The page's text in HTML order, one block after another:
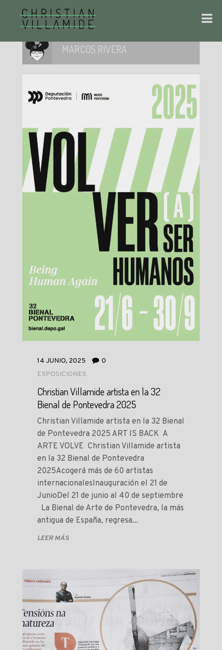
MARCOS RIVERA
14 JUNIO, 2025
0
EXPOSICIONES
Christian Villamide artista en la 32
Bienal de Pontevedra 2025
Christian Villamide artista en la 32 Bienal
de Pontevedra 2025 ART IS BACK A
ARTE VOLVE Christian Villamide artista
en la 32 Bienal de Pontevedra
2025Acogerá más de 60 artistas
internacionalesInauguración el 21 de
JunioDel 21 de junio al 40 de septiembre
La Bienal de Arte de Pontevedra, la más
antigua de España, regresa...
LEER MÁS